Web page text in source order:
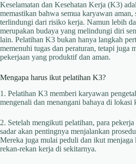
Keselamatan dan Kesehatan Kerja (K3)
memastikan bahwa semua karyawan aman,
terlindungi dari risiko kerja. Namun lebih
merupakan budaya yang melindungi diri
lain. Pelatihan K3 bukan hanya langkah
memenuhi tugas dan peraturan, tetapi juga
pekerjaan yang produktif dan aman.
Mengapa harus ikut pelatihan K3?
1. Pelatihan K3 memberi karyawan
mengenali dan menangani bahaya di lokasi
2. Setelah mengikuti pelatihan, para
sadar akan pentingnya menjalankan
Mereka juga mulai peduli dan ikut menjaga
rekan-rekan kerja di sekitarnya.